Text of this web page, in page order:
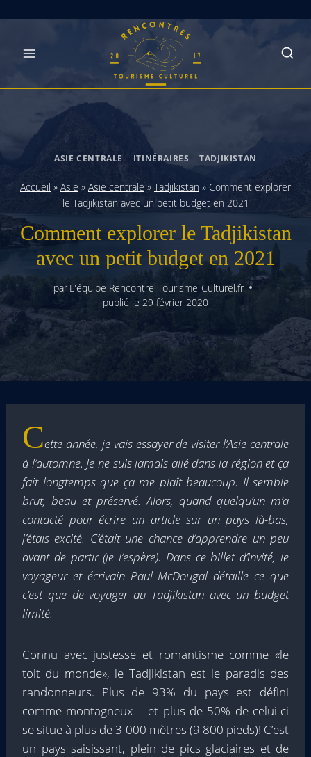
ASIE CENTRALE | ITINÉRAIRES |TADJIKISTAN
Accueil » Asie » Asie centrale » Tadjikistan » Comment explorer
le Tadjikistan avec un petit budget en 2021
Comment explorer le Tadjikistan
avec un petit budget en 2021
par L'équipe Rencontre-Tourisme-Culturel.fr
publié le 29 février 2020
Cette année, je vais essayer de visiter l’Asie centrale
à l’automne. Je ne suis jamais allé dans la région et ça
fait longtemps que ça me plaît beaucoup. Il semble
brut, beau et préservé. Alors, quand quelqu’un m’a
contacté pour écrire un article sur un pays là-bas,
j’étais excité. C’était une chance d’apprendre un peu
avant de partir (je l’espère). Dans ce billet d’invité, le
voyageur et écrivain Paul McDougal détaille ce que
c’est que de voyager au Tadjikistan avec un budget
limité.
Connu avec justesse et romantisme comme «le
toit du monde», le Tadjikistan est le paradis des
randonneurs. Plus de 93% du pays est défini
comme montagneux – et plus de 50% de celui-ci
se situe à plus de 3 000 mètres (9 800 pieds)! C’est
un pays saisissant, plein de pics glaciaires et de